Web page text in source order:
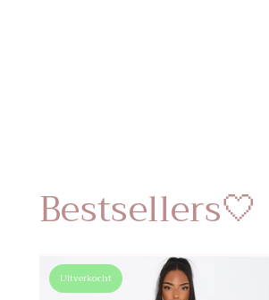
Bestsellers🤍
Uitverkocht